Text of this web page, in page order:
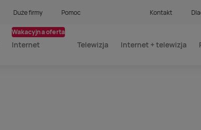
Duże firmy Pomoc Kontakt
Internet
Wakacyjna oferta
Telewizja Internet + telewizja